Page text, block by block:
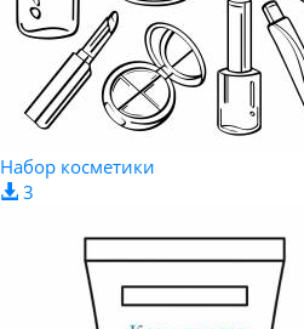
Набор косметики
3